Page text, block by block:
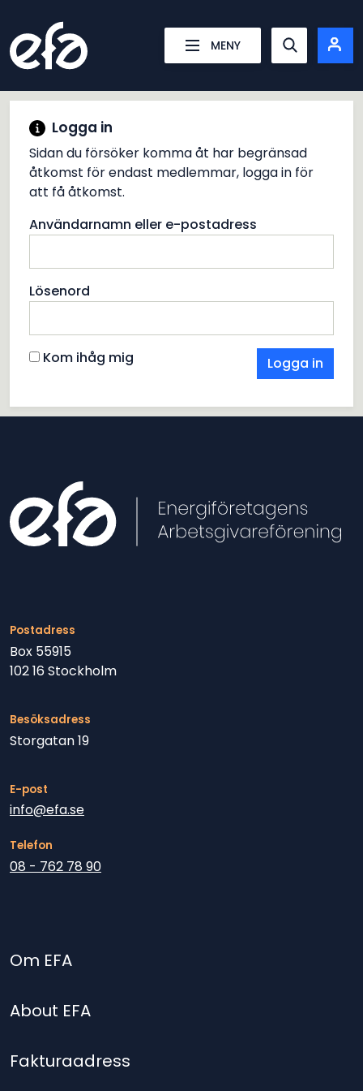
MENY
Show
Logga in
Sidan du försöker komma åt har begränsad
åtkomst för endast medlemmar, logga in för
att få åtkomst.
Användarnamn eller e-postadress
Lösenord
Kom ihåg mig
Postadress
Box 55915
102 16 Stockholm
Besöksadress
Storgatan 19
E-post
info@efa.se
Telefon
08 - 762 78 90
Om EFA
About EFA
Fakturaadress